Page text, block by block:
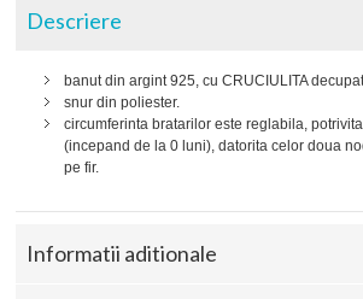
Descriere
banut din argint 925, cu CRUCIULITA
snur din poliester.
circumferinta bratarilor este reglabila,
(incepand de la 0 luni), datorita celor doua
pe fir.
Informatii aditionale